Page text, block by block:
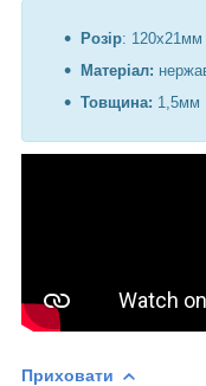
Розір: 120х21мм
Матеріал:
Товщина: 1,5мм
Приховати